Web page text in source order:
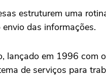
estruturem uma
das informações.
lançado em 1996 com
de serviços para